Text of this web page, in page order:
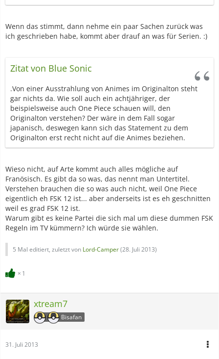
Wenn das stimmt, dann nehme ein paar Sachen zurück was
ich geschrieben habe, kommt aber drauf an was für Serien. :)
Zitat von Blue Sonic
.Von einer Ausstrahlung von Animes im Originalton steht
gar nichts da. Wie soll auch ein achtjähriger, der
beispielsweise auch One Piece schauen will, den
Originalton verstehen? Der wäre in dem Fall sogar
japanisch, deswegen kann sich das Statement zu dem
Originalton erst recht nicht auf die Animes beziehen.
Wieso nicht, auf Arte kommt auch alles mögliche auf
Franösisch. Es gibt da so was, das nennt man Untertitel.
Verstehen brauchen die so was auch nicht, weil One Piece
eigentlich eh FSK 12 ist... aber anderseits ist es eh geschnitten
weil es grad FSK 12 ist.
Warum gibt es keine Partei die sich mal um diese dummen FSK
Regeln im TV kümmern? Ich würde sie wählen.
5 Mal editiert, zuletzt von Lord-Camper(28. Juli 2013)
1
xtream7
Bisafan
31. Juli 2013